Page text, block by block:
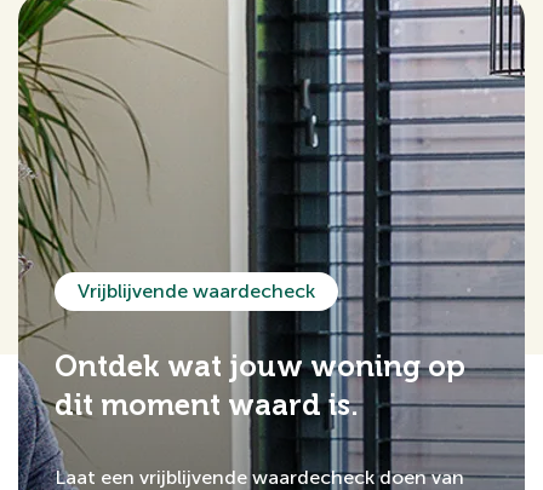
Vrijblijvende waardecheck
Ontdek wat jouw woning op
dit moment waard is.
Laat een vrijblijvende waardecheck doen van